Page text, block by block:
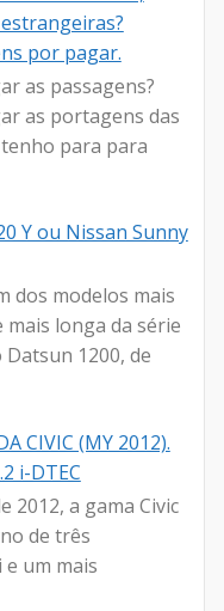
por pagar.
as passagens?
as portagens das
para para
Y ou Nissan Sunny
dos modelos mais
longa da série
Datsun 1200, de
CIVIC (MY 2012).
i-DTEC
2012, a gama Civic
de três
e um mais